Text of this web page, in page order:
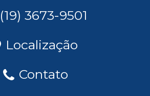
(19) 3673-9501
Localização
Contato